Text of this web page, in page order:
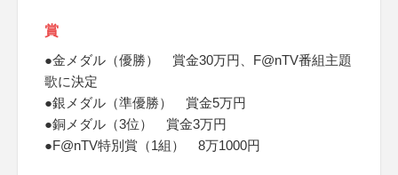
賞
●金メダル（優勝） 賞金30万円、F@nTV番組主題
歌に決定
●銀メダル（準優勝） 賞金5万円
●銅メダル（3位） 賞金3万円
●F@nTV特別賞（1組） 8万1000円